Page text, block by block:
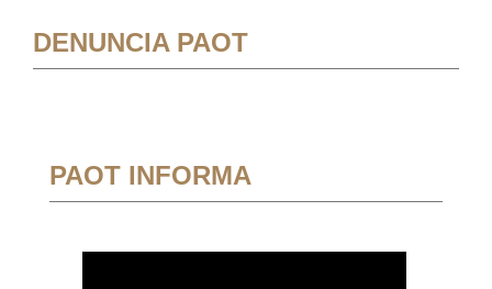
DENUNCIA PAOT
PAOT INFORMA